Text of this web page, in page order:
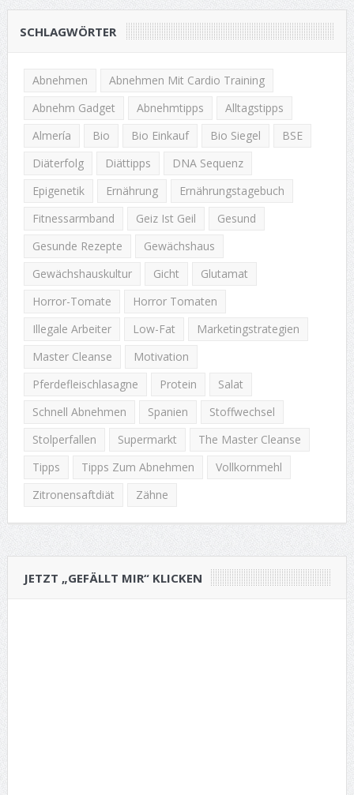
SCHLAGWÖRTER
Abnehmen
Abnehmen Mit Cardio Training
Abnehm Gadget
Abnehmtipps
Alltagstipps
Almería
Bio Bio Einkauf Bio Siegel
BSE
Diäterfolg
Diättipps
DNA Sequenz
Epigenetik
Ernährung
Ernährungstagebuch
Fitnessarmband
Geiz Ist Geil
Gesund
Gesunde Rezepte
Gewächshaus
Gewächshauskultur
Gicht
Glutamat
Horror-Tomate
Horror Tomaten
Illegale Arbeiter
Low-Fat
Marketingstrategien
Master Cleanse
Motivation
Pferdefleischlasagne
Protein
Salat
Schnell Abnehmen
Spanien
Stoffwechsel
Stolperfallen
Supermarkt
The Master Cleanse
Tipps
Tipps Zum Abnehmen
Vollkornmehl
Zitronensaftdiät
Zähne
JETZT „GEFÄLLT MIR“ KLICKEN